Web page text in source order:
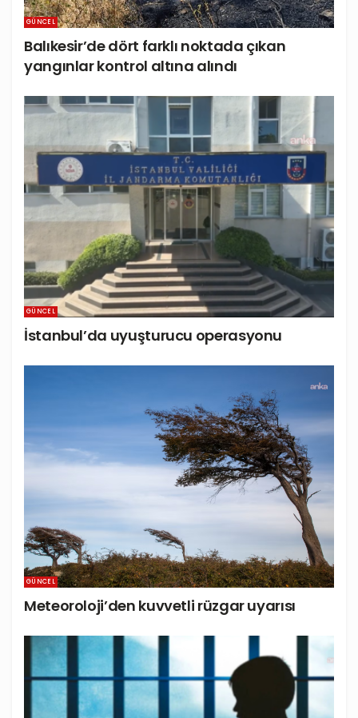
GÜNCEL
Balıkesir’de dört farklı noktada çıkan
yangınlar kontrol altına alındı
GÜNCEL
İstanbul’da uyuşturucu operasyonu
GÜNCEL
Meteoroloji’den kuvvetli rüzgar uyarısı